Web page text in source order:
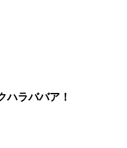
ハラババア！